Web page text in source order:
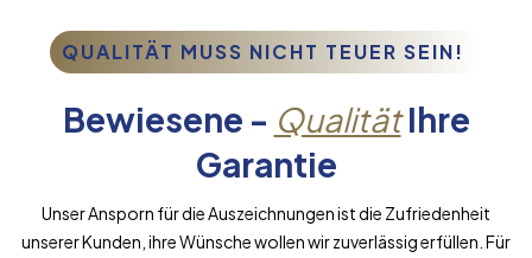
QUALITÄT MUSS NICHT TEUER SEIN!
Bewiesene - QualitätIhre
Garantie
Unser Ansporn für die Auszeichnungen ist die Zufriedenheit
unserer Kunden, ihre Wünsche wollen wir zuverlässig erfüllen. Für